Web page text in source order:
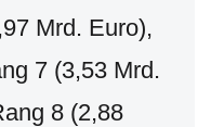
Mrd. Euro),
7 (3,53 Mrd.
8 (2,88